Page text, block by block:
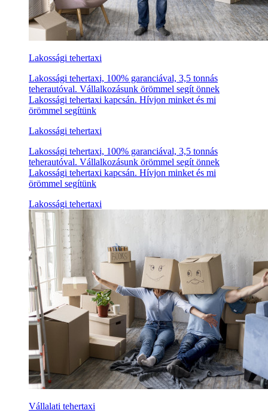
Lakossági tehertaxi
Lakossági tehertaxi, 100% garanciával, 3,5 tonnás
teherautóval. Vállalkozásunk örömmel segít önnek
Lakossági tehertaxi kapcsán. Hívjon minket és mi
örömmel segítünk
Lakossági tehertaxi
Lakossági tehertaxi, 100% garanciával, 3,5 tonnás
teherautóval. Vállalkozásunk örömmel segít önnek
Lakossági tehertaxi kapcsán. Hívjon minket és mi
örömmel segítünk
Lakossági tehertaxi
Vállalati tehertaxi